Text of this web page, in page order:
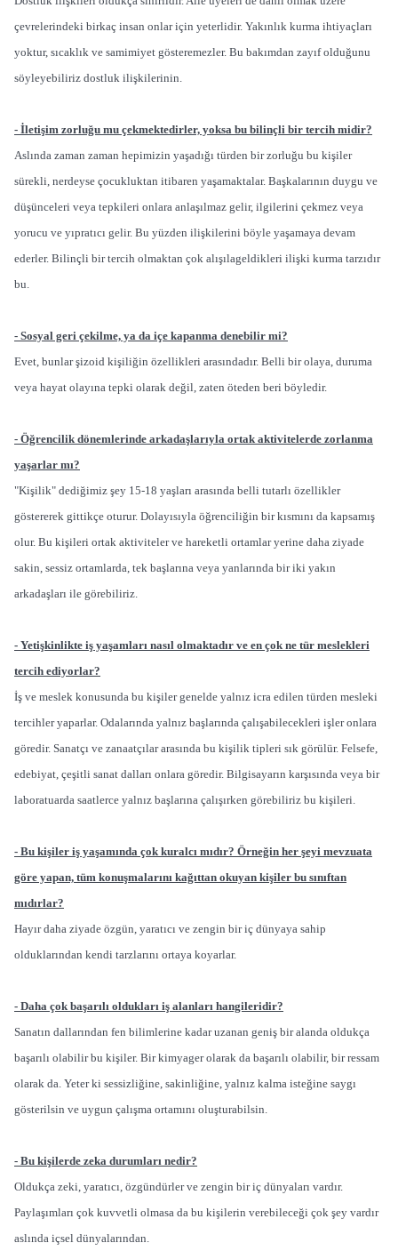
çevrelerindeki birkaç insan onlar için yeterlidir. Yakınlık kurma ihtiyaçları
yoktur, sıcaklık ve samimiyet gösteremezler. Bu bakımdan zayıf olduğunu
söyleyebiliriz dostluk ilişkilerinin.
- İletişim zorluğu mu çekmektedirler, yoksa bu bilinçli bir tercih midir?
Aslında zaman zaman hepimizin yaşadığı türden bir zorluğu bu kişiler
sürekli, nerdeyse çocukluktan itibaren yaşamaktalar. Başkalarının duygu ve
düşünceleri veya tepkileri onlara anlaşılmaz gelir, ilgilerini çekmez veya
yorucu ve yıpratıcı gelir. Bu yüzden ilişkilerini böyle yaşamaya devam
ederler. Bilinçli bir tercih olmaktan çok alışılageldikleri ilişki kurma tarzıdır
bu.
- Sosyal geri çekilme, ya da içe kapanma denebilir mi?
Evet, bunlar şizoid kişiliğin özellikleri arasındadır. Belli bir olaya, duruma
veya hayat olayına tepki olarak değil, zaten öteden beri böyledir.
- Öğrencilik dönemlerinde arkadaşlarıyla ortak aktivitelerde zorlanma
yaşarlar mı?
"Kişilik" dediğimiz şey 15-18 yaşları arasında belli tutarlı özellikler
göstererek gittikçe oturur. Dolayısıyla öğrenciliğin bir kısmını da kapsamış
olur. Bu kişileri ortak aktiviteler ve hareketli ortamlar yerine daha ziyade
sakin, sessiz ortamlarda, tek başlarına veya yanlarında bir iki yakın
arkadaşları ile görebiliriz.
- Yetişkinlikte iş yaşamları nasıl olmaktadır ve en çok ne tür meslekleri
tercih ediyorlar?
İş ve meslek konusunda bu kişiler genelde yalnız icra edilen türden mesleki
tercihler yaparlar. Odalarında yalnız başlarında çalışabilecekleri işler onlara
göredir. Sanatçı ve zanaatçılar arasında bu kişilik tipleri sık görülür. Felsefe,
edebiyat, çeşitli sanat dalları onlara göredir. Bilgisayarın karşısında veya bir
laboratuarda saatlerce yalnız başlarına çalışırken görebiliriz bu kişileri.
- Bu kişiler iş yaşamında çok kuralcı mıdır? Örneğin her şeyi mevzuata
göre yapan, tüm konuşmalarını kağıttan okuyan kişiler bu sınıftan
mıdırlar?
Hayır daha ziyade özgün, yaratıcı ve zengin bir iç dünyaya sahip
olduklarından kendi tarzlarını ortaya koyarlar.
- Daha çok başarılı oldukları iş alanları hangileridir?
Sanatın dallarından fen bilimlerine kadar uzanan geniş bir alanda oldukça
başarılı olabilir bu kişiler. Bir kimyager olarak da başarılı olabilir, bir ressam
olarak da. Yeter ki sessizliğine, sakinliğine, yalnız kalma isteğine saygı
gösterilsin ve uygun çalışma ortamını oluşturabilsin.
- Bu kişilerde zeka durumları nedir?
Oldukça zeki, yaratıcı, özgündürler ve zengin bir iç dünyaları vardır.
Paylaşımları çok kuvvetli olmasa da bu kişilerin verebileceği çok şey vardır
aslında içsel dünyalarından.